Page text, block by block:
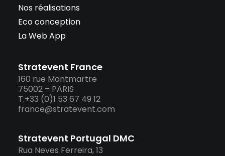
Nos réalisations
Eco conception
La Web App
Stratevent France
160 rue Montmartre
75002 – PARIS
T.+33 (0)1 53 67 49 12
france@stratevent.com
Stratevent Portugal DMC
Rua Neves Ferreira, 13